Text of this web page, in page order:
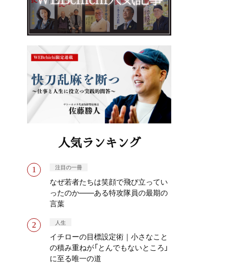
人気ランキング
注目の一冊
なぜ若者たちは笑顔で飛び立ってい
ったのか——ある特攻隊員の最期の
言葉
人生
イチローの目標設定術｜小さなこと
の積み重ねが「とんでもないところ」
に至る唯一の道